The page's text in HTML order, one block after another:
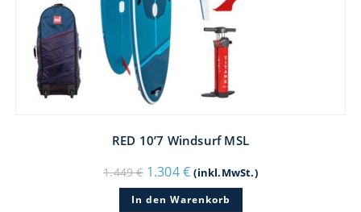
RED 10’7 Windsurf MSL
1.449€ Ursprünglicher
Preis
war:
1.449 €
1.304€Aktueller
Preis
ist:
1.304 €.
(inkl.MwSt.)
In den Warenkorb